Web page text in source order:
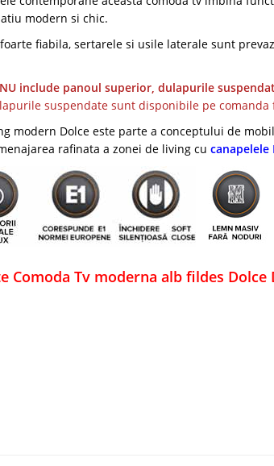
modern si chic.
fiabila, sertarele si usile laterale sunt
include panoul superior, dulapurile
suspendate sunt disponibile pe comanda
modern Dolce este parte a conceptului de
rafinata a zonei de living cu canapelele
Comoda Tv moderna alb fildes Dolce